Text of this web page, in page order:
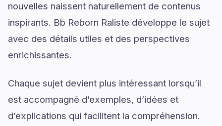
nouvelles naissent naturellement de contenus
inspirants. Bb Reborn Raliste développe le sujet
avec des détails utiles et des perspectives
enrichissantes.
Chaque sujet devient plus intéressant lorsqu’il
est accompagné d’exemples, d’idées et
d’explications qui facilitent la compréhension.